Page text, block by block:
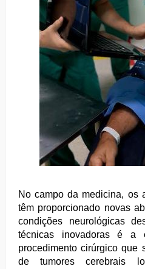
No campo da medicina, os
têm proporcionado novas
condições neurológicas
técnicas inovadoras é a
procedimento cirúrgico que
de tumores cerebrais